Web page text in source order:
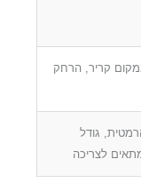
קריר, הרחק
גודל
לצריכה